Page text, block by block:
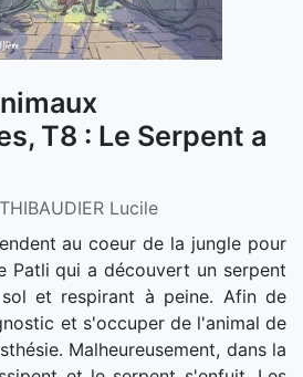
T8 : Le Serpent a
Lucile
au coeur de la jungle pour
Patli qui a découvert un serpent
et respirant à peine. Afin de
et s'occuper de l'animal de
Malheureusement, dans la